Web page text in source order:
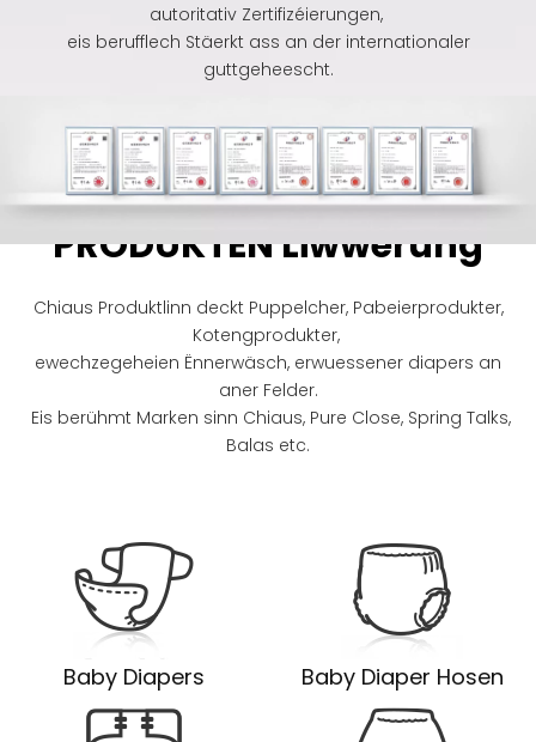
autoritativ Zertifizéierungen,
eis berufflech Stäerkt ass an der internationaler
guttgeheescht.
MULTI-KATEGORIE
PRODUKTEN Liwwerung
Chiaus Produktlinn deckt Puppelcher, Pabeierprodukter,
Kotengprodukter,
ewechzegeheien Ënnerwäsch, erwuessener diapers an
aner Felder.
Eis berühmt Marken sinn Chiaus, Pure Close, Spring Talks,
Balas etc.
Baby Diapers Baby Diaper Hosen